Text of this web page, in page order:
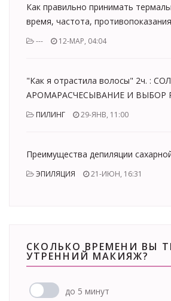
Как правильно принимать
время, частота, противопоказания
--- 12-МАР, 04:04
"Как я отрастила волосы" 2ч. :
АРОМАРАСЧЕСЫВАНИЕ И ВЫБОР
ПИЛИНГ 29-ЯНВ, 11:00
Преимущества депиляции
ЭПИЛЯЦИЯ 21-ИЮН, 16:31
СКОЛЬКО ВРЕМЕНИ ВЫ
УТРЕННИЙ МАКИЯЖ?
до 5 минут